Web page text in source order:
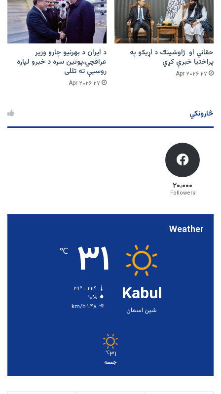
حقاني او ژاوشینګ د اړیکو په
پراختیا خبرې کړي
۲۷ Apr ۲۰۲۶
د ایران د بهرنیو چارو وزیر
عراقچي،پوتین سره د خبرو لپاره
روسیې ته تللی
۲۷ Apr ۲۰۲۶
څارونکي
۲۰،۰۰۰
Followers
Weather
Kabul
شین اسمان
۳۱ ℃
۱۰%
۱.۴۸ km/h
۳۱℃
جمعه